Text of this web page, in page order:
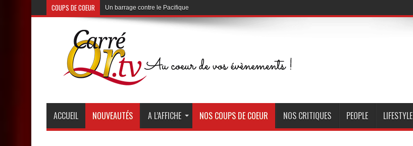
COUPS DE COEUR Un barrage contre le Pacifique
au Théâtre de Poche de Montparnasse
ACCUEIL NOUVEAUTÉS A L’AFFICHE NOS COUPS DE COEUR NOS CRITIQUES PEOPLE LIFESTYLE